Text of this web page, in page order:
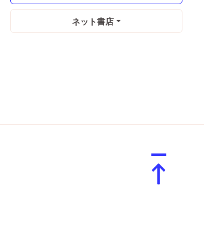
ネット書店